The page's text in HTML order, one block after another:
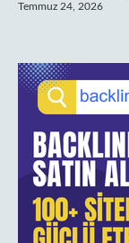
Temmuz 24, 2026